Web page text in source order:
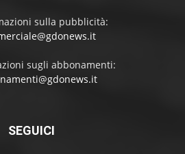
sulla pubblicità:
sugli abbonamenti:
SEGUICI